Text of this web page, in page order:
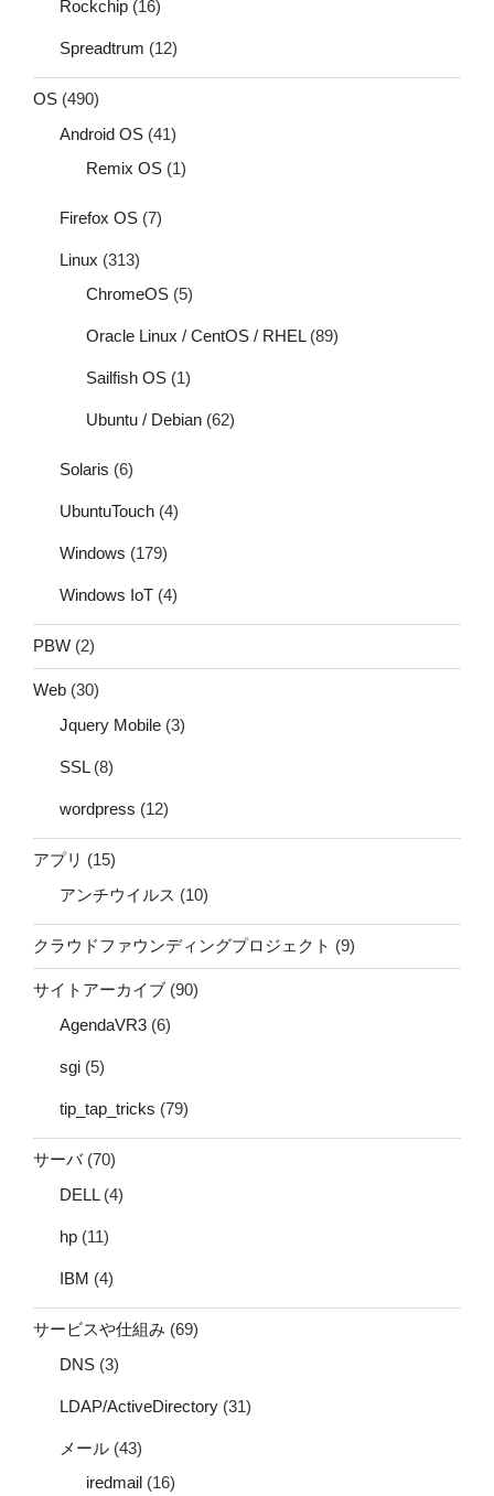
Rockchip (16)
Spreadtrum (12)
OS (490)
Android OS (41)
Remix OS (1)
Firefox OS (7)
Linux (313)
ChromeOS (5)
Oracle Linux / CentOS / RHEL(89)
Sailfish OS (1)
Ubuntu / Debian (62)
Solaris (6)
UbuntuTouch (4)
Windows (179)
Windows IoT (4)
PBW (2)
Web (30)
Jquery Mobile (3)
SSL(8)
wordpress (12)
アプリ (15)
アンチウイルス (10)
クラウドファウンディングプロジェクト (9)
サイトアーカイブ (90)
AgendaVR3 (6)
sgi (5)
tip_tap_tricks (79)
サーバ(70)
DELL(4)
hp (11)
IBM (4)
サービスや仕組み (69)
DNS (3)
LDAP/ActiveDirectory (31)
メール (43)
iredmail (16)